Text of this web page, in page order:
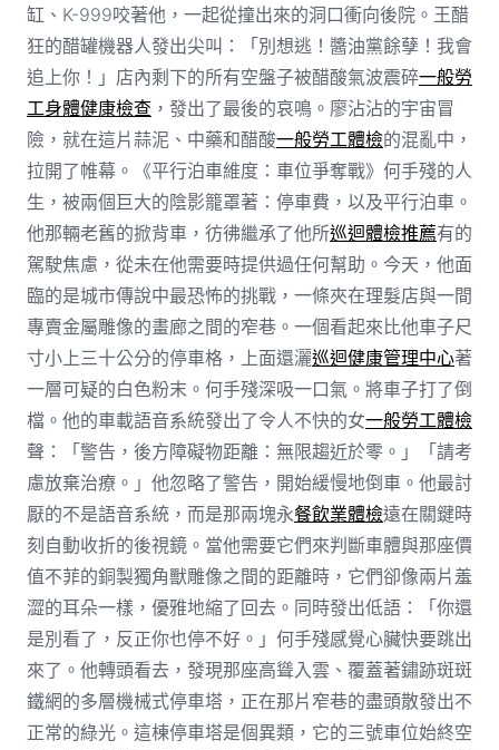
缸、K-999咬著他，一起從撞出來的洞口衝向後院。王醋
狂的醋罐機器人發出尖叫：「別想逃！醬油黨餘孽！我會
追上你！」店內剩下的所有空盤子被醋酸氣波震碎一般勞
工身體健康檢查，發出了最後的哀鳴。廖沾沾的宇宙冒
險，就在這片蒜泥、中藥和醋酸一般勞工體檢的混亂中，
拉開了帷幕。《平行泊車維度：車位爭奪戰》何手殘的人
生，被兩個巨大的陰影籠罩著：停車費，以及平行泊車。
他那輛老舊的掀背車，彷彿繼承了他所巡迴體檢推薦有的
駕駛焦慮，從未在他需要時提供過任何幫助。今天，他面
臨的是城市傳說中最恐怖的挑戰，一條夾在理髮店與一間
專賣金屬雕像的畫廊之間的窄巷。一個看起來比他車子尺
寸小上三十公分的停車格，上面還灑巡迴健康管理中心著
一層可疑的白色粉末。何手殘深吸一口氣。將車子打了倒
檔。他的車載語音系統發出了令人不快的女一般勞工體檢
聲：「警告，後方障礙物距離：無限趨近於零。」「請考
慮放棄治療。」他忽略了警告，開始緩慢地倒車。他最討
厭的不是語音系統，而是那兩塊永餐飲業體檢遠在關鍵時
刻自動收折的後視鏡。當他需要它們來判斷車體與那座價
值不菲的銅製獨角獸雕像之間的距離時，它們卻像兩片羞
澀的耳朵一樣，優雅地縮了回去。同時發出低語：「你還
是別看了，反正你也停不好。」何手殘感覺心臟快要跳出
來了。他轉頭看去，發現那座高聳入雲、覆蓋著鏽跡斑斑
鐵網的多層機械式停車塔，正在那片窄巷的盡頭散發出不
正常的綠光。這棟停車塔是個異類，它的三號車位始終空